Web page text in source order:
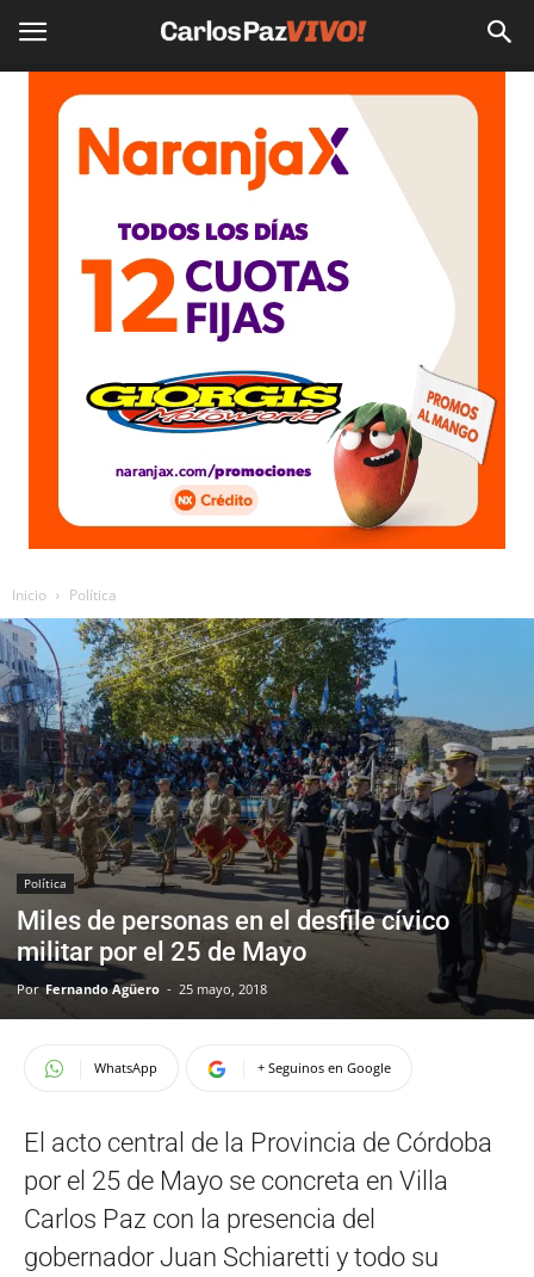
Inicio Política
Política
Miles de personas en el desfile cívico
militar por el 25 de Mayo
Por Fernando Agüero - 25 mayo, 2018
WhatsApp + Seguinos en Google
El acto central de la Provincia de Córdoba
por el 25 de Mayo se concreta en Villa
Carlos Paz con la presencia del
gobernador Juan Schiaretti y todo su